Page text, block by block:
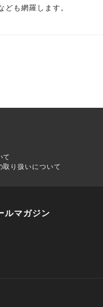
ども網羅します。
て
取り扱いについて
マガジン